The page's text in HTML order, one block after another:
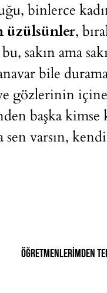
binlerce
üzülsünler,
sakın ama
bile
gözlerinin
başka
sen varsın,